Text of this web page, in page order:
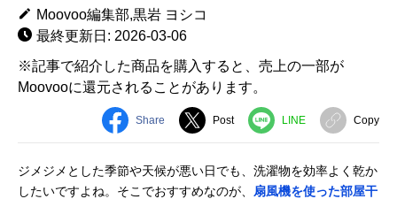
Moovoo編集部,黒岩 ヨシコ
最終更新日: 2026-03-06
※記事で紹介した商品を購入すると、売上の一部が
Moovooに還元されることがあります。
Share Post LINE Copy
ジメジメとした季節や天候が悪い日でも、洗濯物を効率よく乾か
したいですよね。そこでおすすめなのが、 扇風機を使った部屋干